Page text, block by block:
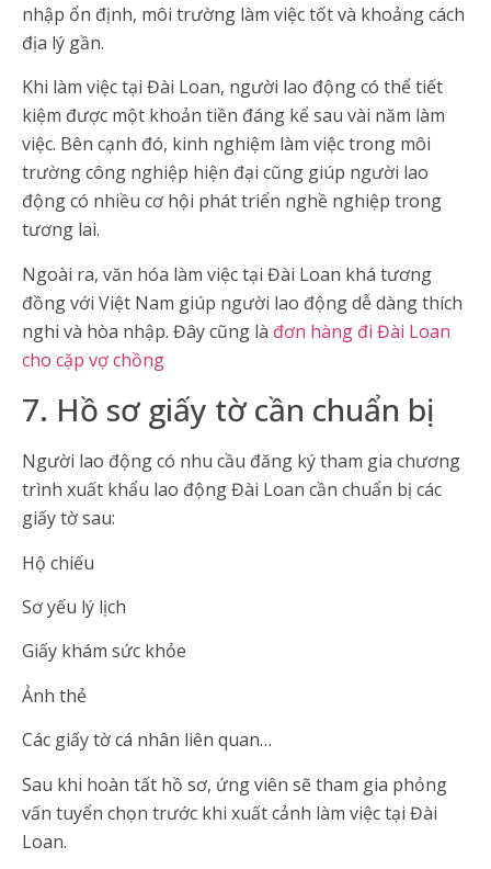
nhập ổn định, môi trường làm việc tốt và khoảng cách
địa lý gần.
Khi làm việc tại Đài Loan, người lao động có thể tiết
kiệm được một khoản tiền đáng kể sau vài năm làm
việc. Bên cạnh đó, kinh nghiệm làm việc trong môi
trường công nghiệp hiện đại cũng giúp người lao
động có nhiều cơ hội phát triển nghề nghiệp trong
tương lai.
Ngoài ra, văn hóa làm việc tại Đài Loan khá tương
đồng với Việt Nam giúp người lao động dễ dàng thích
nghi và hòa nhập. Đây cũng là đơn hàng đi Đài Loan
cho cặp vợ chồng
7. Hồ sơ giấy tờ cần chuẩn bị
Người lao động có nhu cầu đăng ký tham gia chương
trình xuất khẩu lao động Đài Loan cần chuẩn bị các
giấy tờ sau:
Hộ chiếu
Sơ yếu lý lịch
Giấy khám sức khỏe
Ảnh thẻ
Các giấy tờ cá nhân liên quan…
Sau khi hoàn tất hồ sơ, ứng viên sẽ tham gia phỏng
vấn tuyển chọn trước khi xuất cảnh làm việc tại Đài
Loan.